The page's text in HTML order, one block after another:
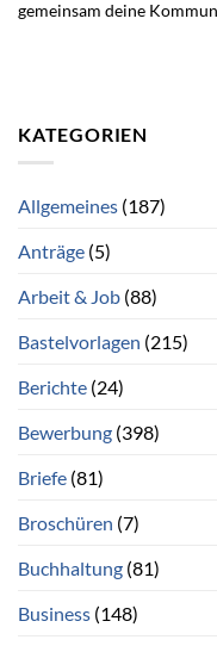
gemeinsam deine
KATEGORIEN
Allgemeines (187)
Anträge (5)
Arbeit & Job (88)
Bastelvorlagen (215)
Berichte (24)
Bewerbung (398)
Briefe (81)
Broschüren (7)
Buchhaltung (81)
Business (148)